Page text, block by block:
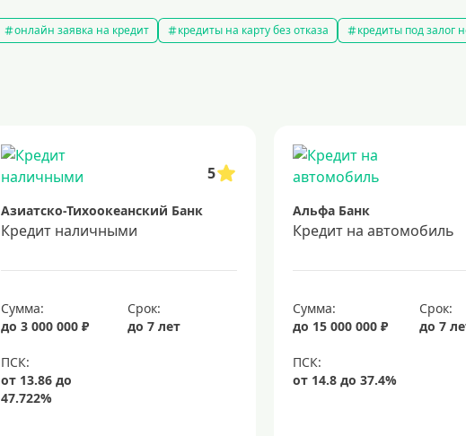
онлайн заявка на кредит кредиты на карту без отказа
кредиты под залог
5
Азиатско-Тихоокеанский Банк
Кредит наличными
Сумма:
до 3 000 000 ₽
Срок:
до 7 лет
Альфа Банк
Кредит на автомобиль
Сумма:
до 15 000 000 ₽
Срок:
до 7